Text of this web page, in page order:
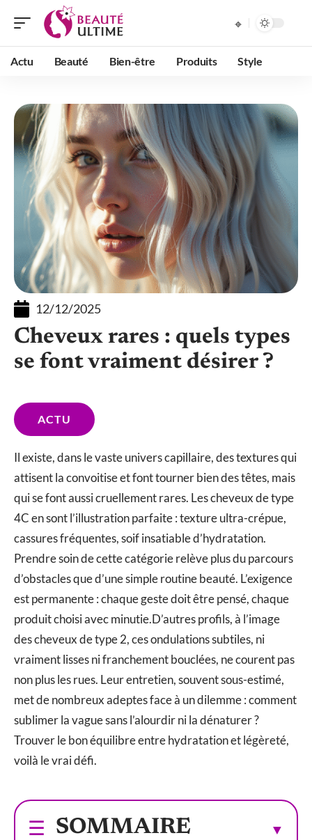
Actu Beauté Bien-être Produits Style
12/12/2025
Cheveux rares : quels types
se font vraiment désirer ?
ACTU
Il existe, dans le vaste univers capillaire, des textures qui
attisent la convoitise et font tourner bien des têtes, mais
qui se font aussi cruellement rares. Les cheveux de type
4C en sont l’illustration parfaite : texture ultra-crépue,
cassures fréquentes, soif insatiable d’hydratation.
Prendre soin de cette catégorie relève plus du parcours
d’obstacles que d’une simple routine beauté. L’exigence
est permanente : chaque geste doit être pensé, chaque
produit choisi avec minutie.D’autres profils, à l’image
des cheveux de type 2, ces ondulations subtiles, ni
vraiment lisses ni franchement bouclées, ne courent pas
non plus les rues. Leur entretien, souvent sous-estimé,
met de nombreux adeptes face à un dilemme : comment
sublimer la vague sans l’alourdir ni la dénaturer ?
Trouver le bon équilibre entre hydratation et légèreté,
voilà le vrai défi.
SOMMAIRE